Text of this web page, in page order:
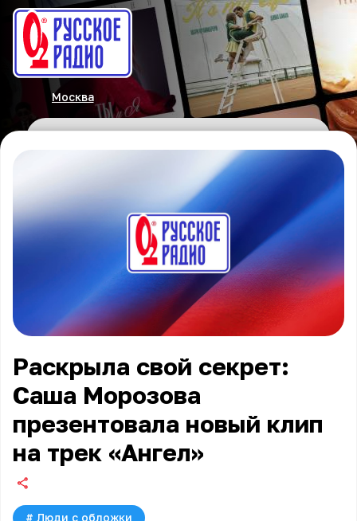
Москва
Раскрыла свой секрет:
Саша Морозова
презентовала новый клип
на трек «Ангел»
# Люди с обложки